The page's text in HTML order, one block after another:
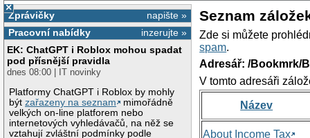
×
napište »
Zprávičky
inzerujte »
Pracovní nabídky
EK: ChatGPT i Roblox mohou spadat
pod přísnější pravidla
dnes 08:00 | IT novinky
Platformy ChatGPT i Roblox by mohly
býtzařazeny na seznam
mimořádně
velkých on-line platforem nebo
internetových vyhledávačů, na něž se
vztahují zvláštní podmínky podle
Seznam
Zde si můžete
spam.
Adresář: /Bookmrk/
V tomto adresáři
Název
About Income Tax